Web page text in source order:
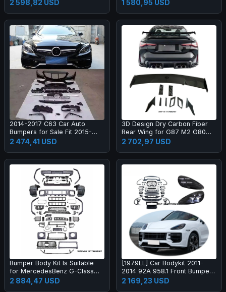
2 598,82 USD 1 580,95 USD
2014-2017 C63 Car Auto
Bumpers for Sale Fit 2015-
2017 New C Class W205 C180
C200l C260l
2 474,41 USD
3D Design Dry Carbon Fiber
Rear Wing for G87 M2 G80
M3 G82 M4 Dry Carbon Fiber
Rear Spoiler High Quality
2 702,97 USD
Bumper Body Kit Is Suitable
for MercedesBenz G-Class
W464 to W465 G63 OLD to
2 884,47 USD
[1979LL] Car Bodykit 2011-
2014 92A 958.1 Front Bumper
Upgrade to 2024 2025 Turbo
GT Style Body Kit for Cayenne
2 169,23 USD